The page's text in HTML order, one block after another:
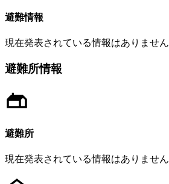
避難情報
現在発表されている情報はありません
避難所情報
避難所
現在発表されている情報はありません